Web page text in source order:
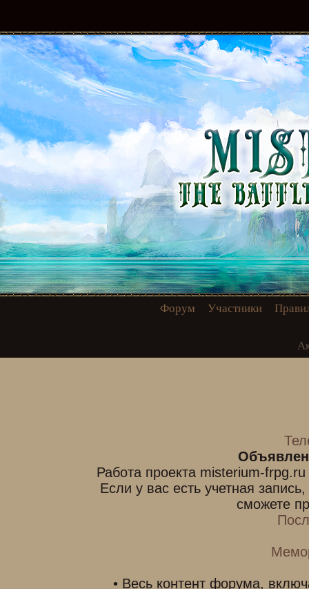
Форум Участники
Работа проекта misterium-
Если у вас есть учетная
сможете
• Весь контент форума,